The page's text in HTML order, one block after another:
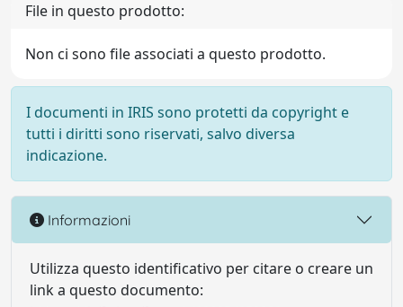
File in questo prodotto:
Non ci sono file associati a questo prodotto.
I documenti in IRIS sono protetti da copyright e
tutti i diritti sono riservati, salvo diversa
indicazione.
Informazioni
Utilizza questo identificativo per citare o creare un
link a questo documento: